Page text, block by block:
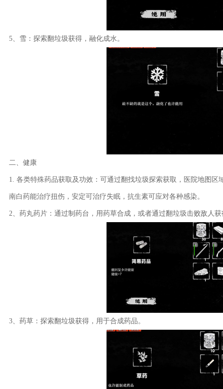
5、雪：探索翻垃圾获得，融化成水。
二、健康
1. 各类特殊药品获取及功效：可通过翻找垃圾探索获取，医院地图
南白药能治疗扭伤，安定可治疗失眠，抗生素可应对各种感染。
2、药丸药片：通过制药台，用药草合成，或者通过翻垃圾击败敌人
3、药草：探索翻垃圾获得，用于合成药品。